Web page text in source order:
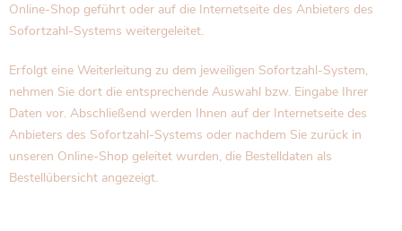
Online-Shop geführt oder auf die Internetseite des Anbieters des
Sofortzahl-Systems weitergeleitet.
Erfolgt eine Weiterleitung zu dem jeweiligen Sofortzahl-System,
nehmen Sie dort die entsprechende Auswahl bzw. Eingabe Ihrer
Daten vor. Abschließend werden Ihnen auf der Internetseite des
Anbieters des Sofortzahl-Systems oder nachdem Sie zurück in
unseren Online-Shop geleitet wurden, die Bestelldaten als
Bestellübersicht angezeigt.